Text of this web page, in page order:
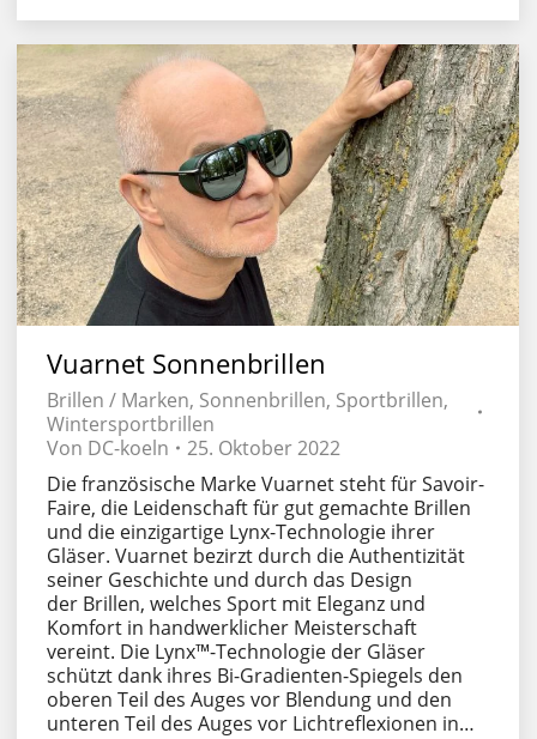
Vuarnet Sonnenbrillen
Brillen / Marken, Sonnenbrillen, Sportbrillen,
Wintersportbrillen
Von DC-koeln
25. Oktober 2022
Die französische Marke Vuarnet steht für Savoir-
Faire, die Leidenschaft für gut gemachte Brillen
und die einzigartige Lynx-Technologie ihrer
Gläser. Vuarnet bezirzt durch die Authentizität
seiner Geschichte und durch das Design
der Brillen, welches Sport mit Eleganz und
Komfort in handwerklicher Meisterschaft
vereint. Die Lynx™️-Technologie der Gläser
schützt dank ihres Bi-Gradienten-Spiegels den
oberen Teil des Auges vor Blendung und den
unteren Teil des Auges vor Lichtreflexionen in…